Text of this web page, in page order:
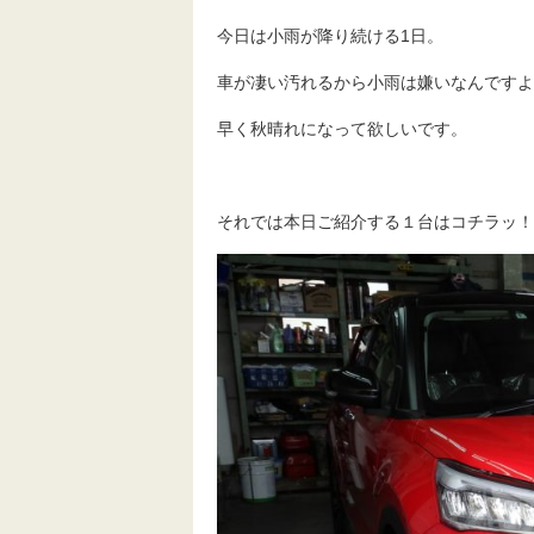
今日は小雨が降り続ける1日。
車が凄い汚れるから小雨は嫌いなんです
早く秋晴れになって欲しいです。
それでは本日ご紹介する１台はコチラッ！